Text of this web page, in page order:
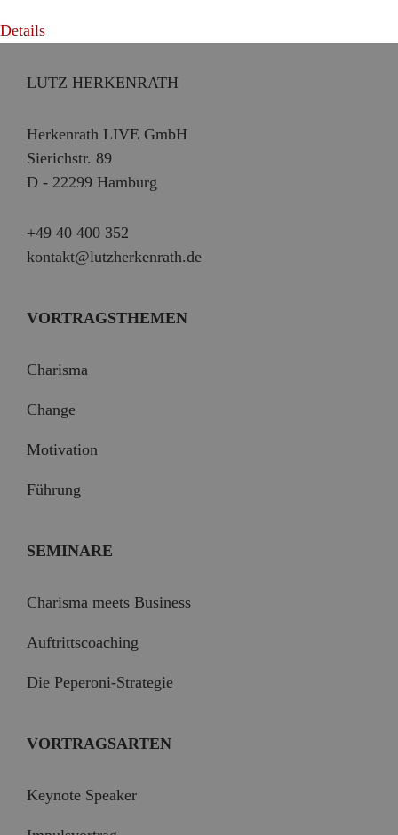
Details
LUTZ HERKENRATH
Herkenrath LIVE GmbH
Sierichstr. 89
D - 22299 Hamburg
+49 40 400 352
kontakt@lutzherkenrath.de
VORTRAGSTHEMEN
Charisma
Change
Motivation
Führung
SEMINARE
Charisma meets Business
Auftrittscoaching
Die Peperoni-Strategie
VORTRAGSARTEN
Keynote Speaker